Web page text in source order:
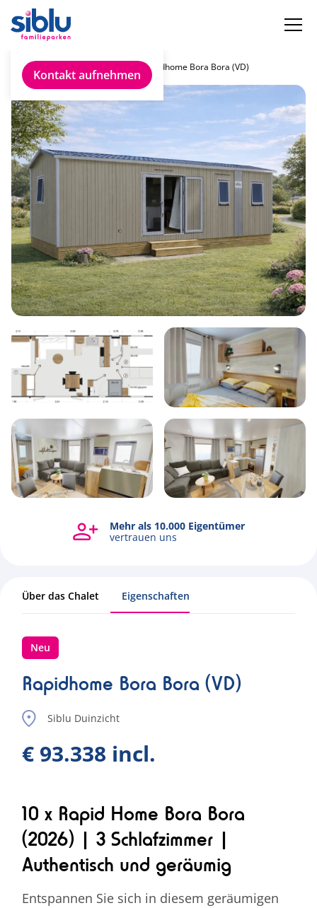
Kontakt aufnehmen
Rapidhome Bora Bora (VD)
1 3 40m2
Mehr als 10.000 Eigentümer
vertrauen uns
Über das Chalet Eigenschaften
Neu
Rapidhome Bora Bora (VD)
Siblu Duinzicht
€ 93.338 incl.
10 x Rapid Home Bora Bora
(2026) | 3 Schlafzimmer |
Authentisch und geräumig
Entspannen Sie sich in diesem geräumigen